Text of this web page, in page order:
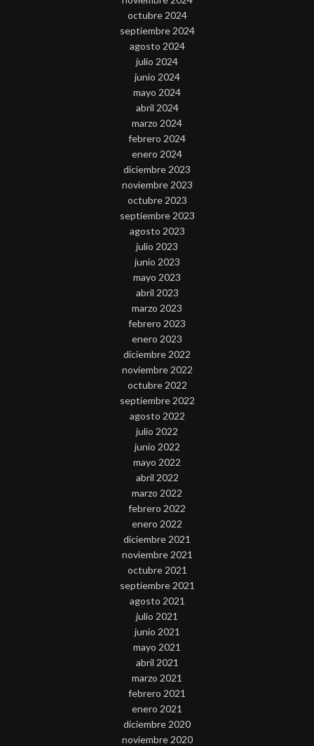
octubre 2024
septiembre 2024
agosto 2024
julio 2024
junio 2024
mayo 2024
abril 2024
marzo 2024
febrero 2024
enero 2024
diciembre 2023
noviembre 2023
octubre 2023
septiembre 2023
agosto 2023
julio 2023
junio 2023
mayo 2023
abril 2023
marzo 2023
febrero 2023
enero 2023
diciembre 2022
noviembre 2022
octubre 2022
septiembre 2022
agosto 2022
julio 2022
junio 2022
mayo 2022
abril 2022
marzo 2022
febrero 2022
enero 2022
diciembre 2021
noviembre 2021
octubre 2021
septiembre 2021
agosto 2021
julio 2021
junio 2021
mayo 2021
abril 2021
marzo 2021
febrero 2021
enero 2021
diciembre 2020
noviembre 2020